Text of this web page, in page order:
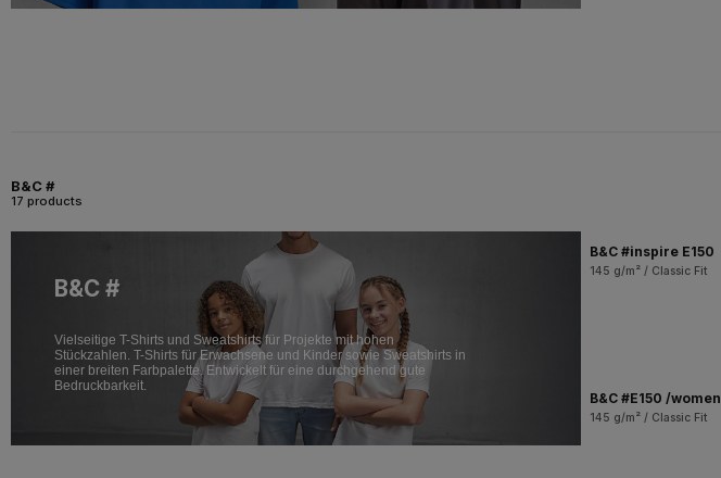
B&C #
17 products
B&C #
Vielseitige T-Shirts und Sweatshirts für Projekte mit hohen
Stückzahlen. T-Shirts für Erwachsene und Kinder sowie Sweatshirts in
einer breiten Farbpalette. Entwickelt für eine durchgehend gute
Bedruckbarkeit.
B&C #inspire E150
145 g/m² / Classic Fit
B&C #E150 /women
145 g/m² / Classic Fit